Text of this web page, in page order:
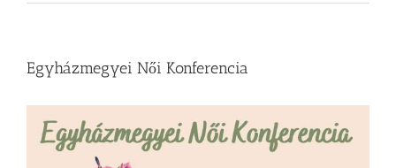
Egyházmegyei Női Konferencia